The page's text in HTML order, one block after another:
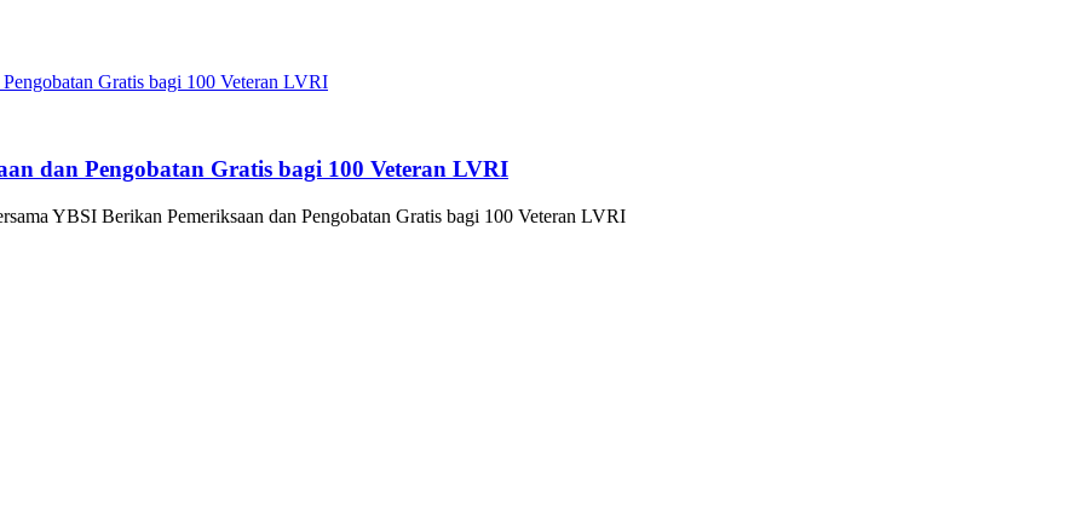
dan Pengobatan Gratis bagi 100 Veteran LVRI
YBSI Berikan Pemeriksaan dan Pengobatan Gratis bagi 100 Veteran LVRI